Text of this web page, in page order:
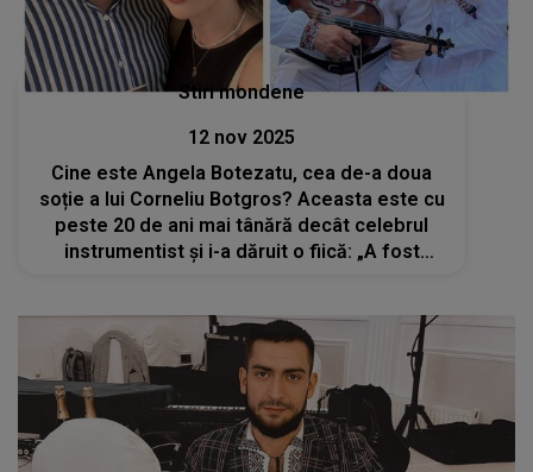
Stiri mondene
12 nov 2025
Cine este Angela Botezatu, cea de-a doua
soție a lui Corneliu Botgros? Aceasta este cu
peste 20 de ani mai tânără decât celebrul
instrumentist și i-a dăruit o fiică: „A fost